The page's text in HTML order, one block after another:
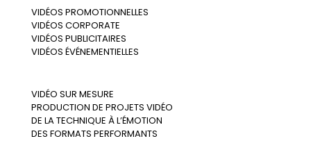
VIDÉOS PROMOTIONNELLES
VIDÉOS CORPORATE
VIDÉOS PUBLICITAIRES
VIDÉOS ÉVÉNEMENTIELLES
VIDÉO SUR MESURE
PRODUCTION DE PROJETS VIDÉO
DE LA TECHNIQUE À L’ÉMOTION
DES FORMATS PERFORMANTS